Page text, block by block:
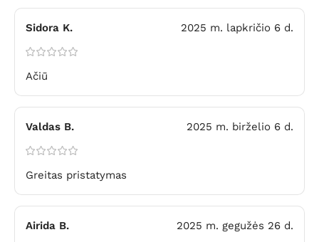
Sidora K. 2025 m. lapkričio 6 d.
Ačiū
Valdas B. 2025 m. birželio 6 d.
Greitas pristatymas
Airida B. 2025 m. gegužės 26 d.